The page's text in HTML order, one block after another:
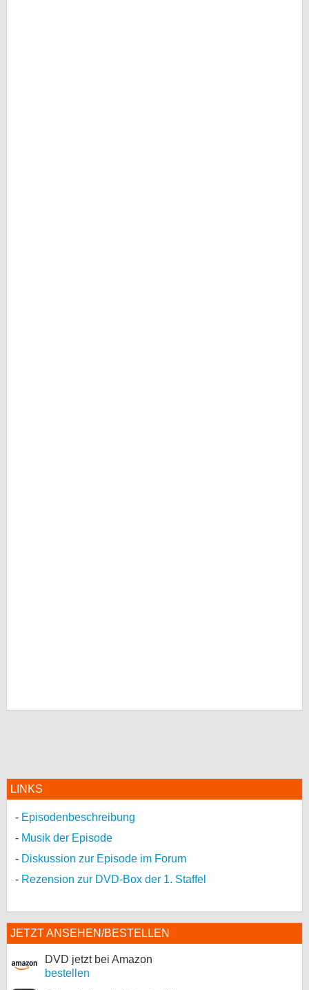
LINKS
Episodenbeschreibung
Musik der Episode
Diskussion zur Episode im Forum
Rezension zur DVD-Box der 1. Staffel
JETZT ANSEHEN/BESTELLEN
DVD jetzt bei Amazon
bestellen